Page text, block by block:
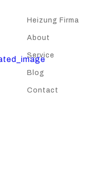
Heizung Firma
About
Service
Blog
Contact